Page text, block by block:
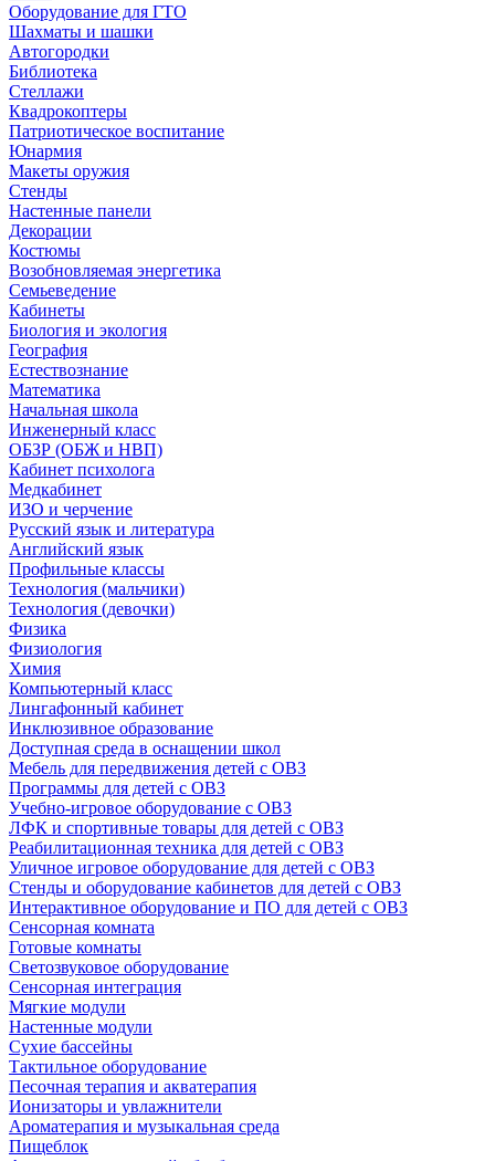
Оборудование для ГТО
Шахматы и шашки
Автогородки
Библиотека
Стеллажи
Квадрокоптеры
Патриотическое воспитание
Юнармия
Макеты оружия
Стенды
Настенные панели
Декорации
Костюмы
Возобновляемая энергетика
Семьеведение
Кабинеты
Биология и экология
География
Естествознание
Математика
Начальная школа
Инженерный класс
ОБЗР (ОБЖ и НВП)
Кабинет психолога
Медкабинет
ИЗО и черчение
Русский язык и литература
Английский язык
Профильные классы
Технология (мальчики)
Технология (девочки)
Физика
Физиология
Химия
Компьютерный класс
Лингафонный кабинет
Инклюзивное образование
Доступная среда в оснащении школ
Мебель для передвижения детей с ОВЗ
Программы для детей с ОВЗ
Учебно-игровое оборудование с ОВЗ
ЛФК и спортивные товары для детей с ОВЗ
Реабилитационная техника для детей с ОВЗ
Уличное игровое оборудование для детей с ОВЗ
Стенды и оборудование кабинетов для детей с ОВЗ
Интерактивное оборудование и ПО для детей с ОВЗ
Сенсорная комната
Готовые комнаты
Светозвуковое оборудование
Сенсорная интеграция
Мягкие модули
Настенные модули
Сухие бассейны
Тактильное оборудование
Песочная терапия и акватерапия
Ионизаторы и увлажнители
Ароматерапия и музыкальная среда
Пищеблок